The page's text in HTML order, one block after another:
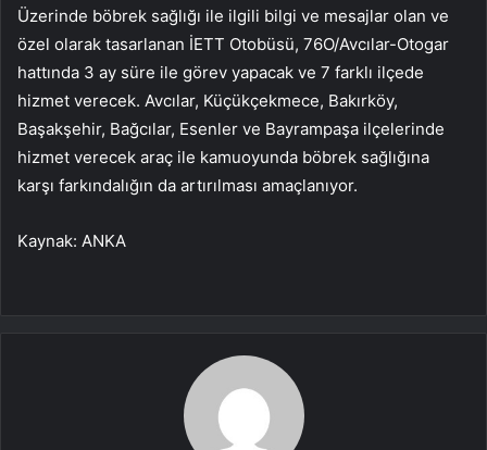
Üzerinde böbrek sağlığı ile ilgili bilgi ve mesajlar olan ve
özel olarak tasarlanan İETT Otobüsü, 76O/Avcılar-Otogar
hattında 3 ay süre ile görev yapacak ve 7 farklı ilçede
hizmet verecek. Avcılar, Küçükçekmece, Bakırköy,
Başakşehir, Bağcılar, Esenler ve Bayrampaşa ilçelerinde
hizmet verecek araç ile kamuoyunda böbrek sağlığına
karşı farkındalığın da artırılması amaçlanıyor.
Kaynak: ANKA